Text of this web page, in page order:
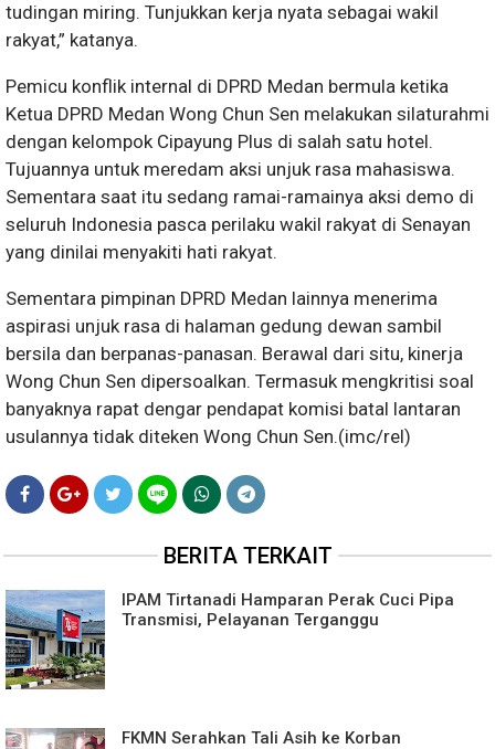
tudingan miring. Tunjukkan kerja nyata sebagai wakil
rakyat,” katanya.
Pemicu konflik internal di DPRD Medan bermula ketika
Ketua DPRD Medan Wong Chun Sen melakukan silaturahmi
dengan kelompok Cipayung Plus di salah satu hotel.
Tujuannya untuk meredam aksi unjuk rasa mahasiswa.
Sementara saat itu sedang ramai-ramainya aksi demo di
seluruh Indonesia pasca perilaku wakil rakyat di Senayan
yang dinilai menyakiti hati rakyat.
Sementara pimpinan DPRD Medan lainnya menerima
aspirasi unjuk rasa di halaman gedung dewan sambil
bersila dan berpanas-panasan. Berawal dari situ, kinerja
Wong Chun Sen dipersoalkan. Termasuk mengkritisi soal
banyaknya rapat dengar pendapat komisi batal lantaran
usulannya tidak diteken Wong Chun Sen.(imc/rel)
BERITA TERKAIT
IPAM Tirtanadi Hamparan Perak Cuci Pipa
Transmisi, Pelayanan Terganggu
FKMN Serahkan Tali Asih ke Korban